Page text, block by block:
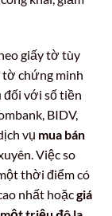
giấy tờ tùy
chứng minh
đối với số tiền
BIDV,
vụ mua bán
Việc so
thời điểm có
nhất hoặcgiá